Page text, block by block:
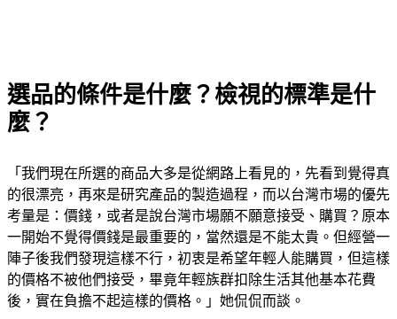
選品的條件是什麼？檢視的標準是什
麼？
「我們現在所選的商品大多是從網路上看見的，先看到覺得真
的很漂亮，再來是研究產品的製造過程，而以台灣市場的優先
考量是：價錢，或者是說台灣市場願不願意接受、購買？原本
一開始不覺得價錢是最重要的，當然還是不能太貴。但經營一
陣子後我們發現這樣不行，初衷是希望年輕人能購買，但這樣
的價格不被他們接受，畢竟年輕族群扣除生活其他基本花費
後，實在負擔不起這樣的價格。」她侃侃而談。